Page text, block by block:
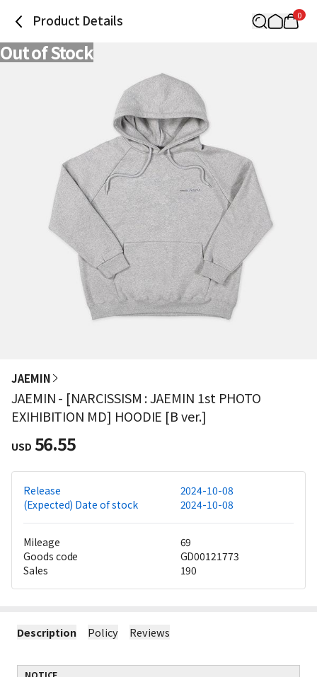
Product Details 0
Out of Stock
JAEMIN
JAEMIN - [NARCISSISM : JAEMIN 1st PHOTO
EXIHIBITION MD] HOODIE [B ver.]
USD 56.55
Release
2024-10-08
(Expected) Date of stock
2024-10-08
Mileage
69
Goods code
GD00121773
Sales
190
Description Policy Reviews
NOTICE